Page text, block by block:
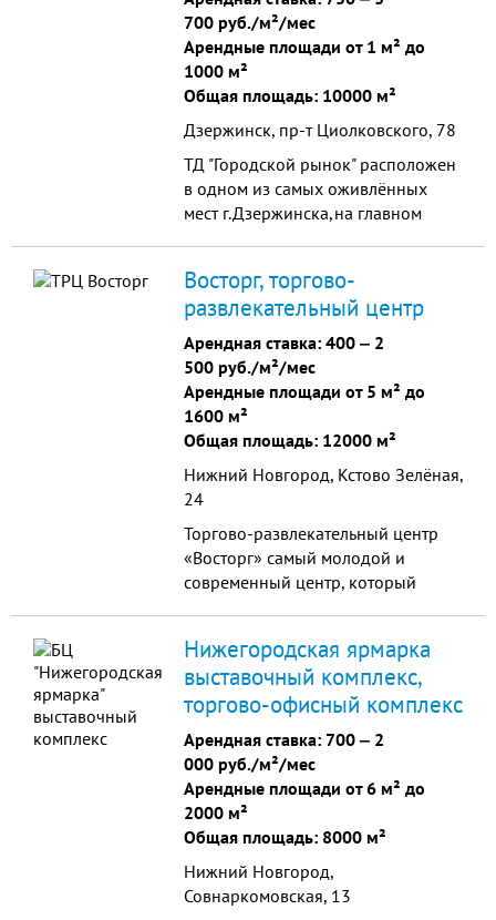
оздоровительный Комплекс.
700 руб./м²/мес
Арендные площади от 1 м² до
1000 м²
Общая площадь: 10000 м²
Дзержинск, пр-т Циолковского, 78
ТД "Городской рынок" расположен
в одном из самых оживлённых
мест г.Дзержинска,на главном
транспорта.
Восторг, торгово-
развлекательный центр
Арендная ставка: 400 ‒ 2
500 руб./м²/мес
Арендные площади от 5 м² до
1600 м²
Общая площадь: 12000 м²
Нижний Новгород, Кстово Зелёная,
24
Торгово-развлекательный центр
«Восторг» самый молодой и
современный центр, который
Нижегородская ярмарка
выставочный комплекс,
торгово-офисный комплекс
Арендная ставка: 700 ‒ 2
000 руб./м²/мес
Арендные площади от 6 м² до
2000 м²
Общая площадь: 8000 м²
Нижний Новгород,
Совнаркомовская, 13